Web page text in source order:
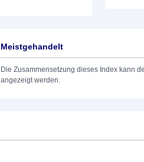
Meistgehandelt
Die Zusammensetzung dieses Index kann
angezeigt werden.